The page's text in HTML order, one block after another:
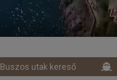
Buszos utak kereső